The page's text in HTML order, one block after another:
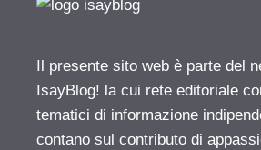
Il presente sito web è parte del
IsayBlog! la cui rete editoriale
tematici di informazione
contano sul contributo di